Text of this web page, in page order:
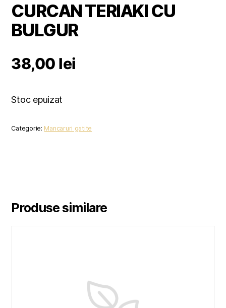
CURCAN TERIAKI CU
BULGUR
38,00 lei
Stoc epuizat
Categorie: Mancaruri gatite
Produse similare